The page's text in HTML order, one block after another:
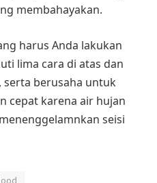
membahayakan.
harus Anda lakukan
lima cara di atas dan
berusaha untuk
cepat karena air hujan
seisi